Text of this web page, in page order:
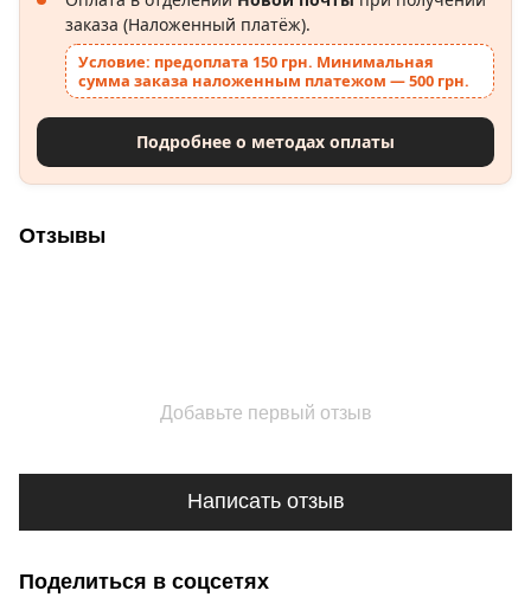
заказа (Наложенный платёж).
Условие: предоплата 150 грн. Минимальная
сумма заказа наложенным платежом — 500 грн.
Подробнее о методах оплаты
Отзывы
Добавьте первый отзыв
Написать отзыв
Поделиться в соцсетях